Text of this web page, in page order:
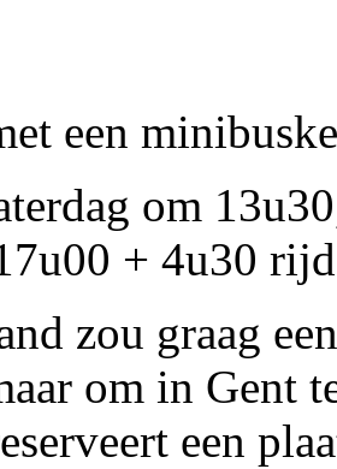
een
om
+ 4u30
zou graag
om in Gent
een